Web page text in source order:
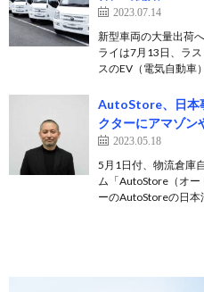
2023.07.14
新型車両の大量出荷
ライは7月13日、ラ
スのEV（電気自動車
AutoStore、日本
クターにアマゾン
2023.05.18
5月1日付、物流倉庫
ム「AutoStore（オー
ーのAutoStoreの日